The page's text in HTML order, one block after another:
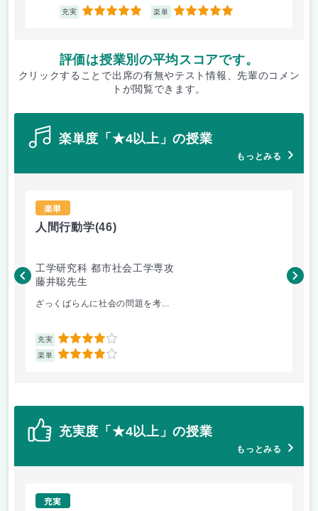
充実 5 楽単 5
評価は授業別の平均スコアです。
クリックすることで出席の有無やテスト情報、先輩のコメン
トが閲覧できます。
楽単度「★4以上」の授業
もっとみる
楽単
人間行動学(46)
工学研究科 都市社会工学専攻
藤井聡先生
ざっくばらんに社会の問題を考...
充実 4
楽単 4
藤
充実度「★4以上」の授業
もっとみる
充実